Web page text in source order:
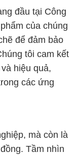
đầu tại Công
của chúng
để đảm bảo
tôi cam kết
hiệu quả,
các ứng
mà còn là
Tầm nhìn